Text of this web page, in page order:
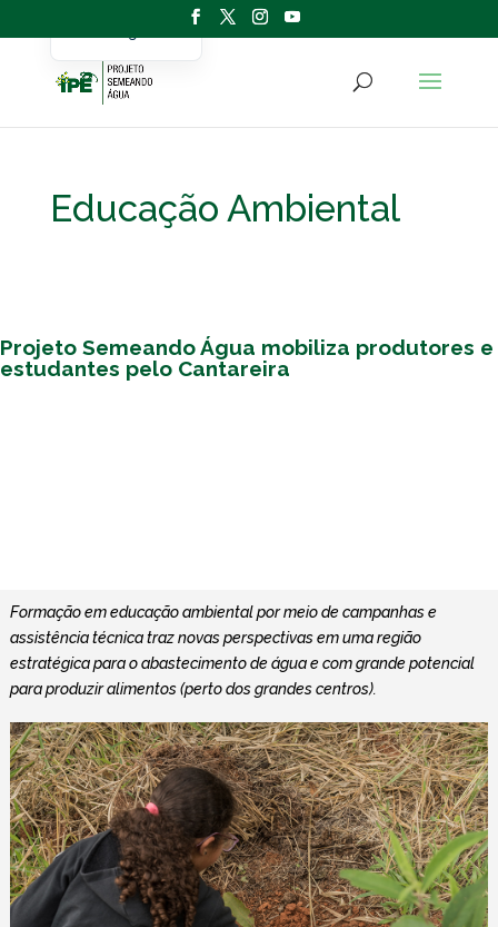
Educação Ambiental
Projeto Semeando Água mobiliza produtores e
estudantes pelo Cantareira
Formação em educação ambiental por meio de campanhas e
assistência técnica traz novas perspectivas em uma região
estratégica para o abastecimento de água e com grande potencial
para produzir alimentos (perto dos grandes centros).
English